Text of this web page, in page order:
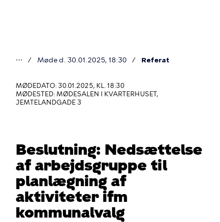
er
her
⋯ Møde d. 30.01.2025, 18:30 Referat
MØDEDATO: 30.01.2025, KL. 18:30
MØDESTED: MØDESALEN I KVARTERHUSET,
JEMTELANDGADE 3
Beslutning: Nedsættelse
af arbejdsgruppe til
planlægning af
aktiviteter ifm
kommunalvalg